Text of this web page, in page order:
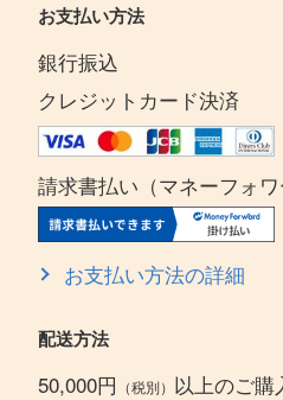
お支払い方法
銀行振込
クレジットカード決済
請求書払い（マネーフォワ
お支払い方法の詳細
配送方法
50,000円 （税別） 以上のご購